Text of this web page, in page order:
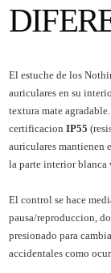
El estuche de los
auriculares en su
textura mate
certificacion IP55
auriculares mantienen
la parte interior blanca
El control se hace
pausa/reproduccion,
presionado para
accidentales como